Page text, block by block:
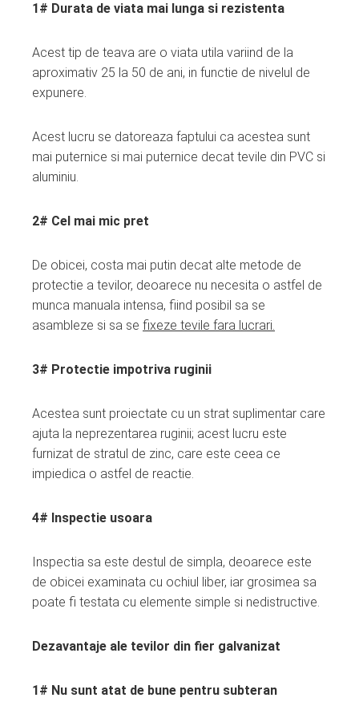
1# Durata de viata mai lunga si rezistenta
Acest tip de teava are o viata utila variind de la
aproximativ 25 la 50 de ani, in functie de nivelul de
expunere.
Acest lucru se datoreaza faptului ca acestea sunt
mai puternice si mai puternice decat tevile din PVC si
aluminiu.
2# Cel mai mic pret
De obicei, costa mai putin decat alte metode de
protectie a tevilor, deoarece nu necesita o astfel de
munca manuala intensa, fiind posibil sa se
asambleze si sa se fixeze tevile fara lucrari.
3# Protectie impotriva ruginii
Acestea sunt proiectate cu un strat suplimentar care
ajuta la neprezentarea ruginii; acest lucru este
furnizat de stratul de zinc, care este ceea ce
impiedica o astfel de reactie.
4# Inspectie usoara
Inspectia sa este destul de simpla, deoarece este
de obicei examinata cu ochiul liber, iar grosimea sa
poate fi testata cu elemente simple si nedistructive.
Dezavantaje ale tevilor din fier galvanizat
1# Nu sunt atat de bune pentru subteran